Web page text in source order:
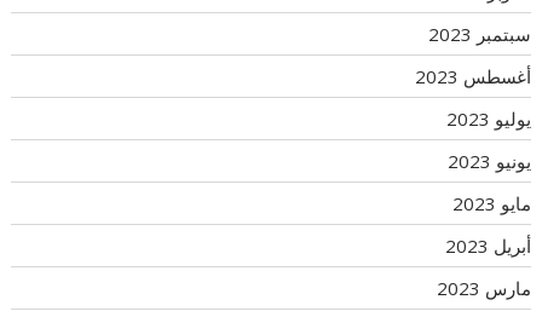
سبتمبر 2023
أغسطس 2023
يوليو 2023
يونيو 2023
مايو 2023
أبريل 2023
مارس 2023